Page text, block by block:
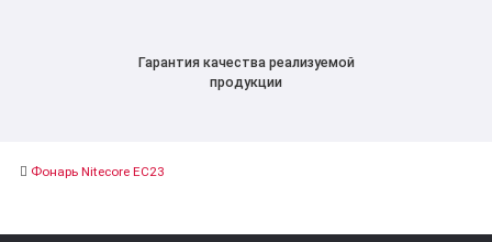
Гарантия качества реализуемой
продукции
Фонарь Nitecore EC23